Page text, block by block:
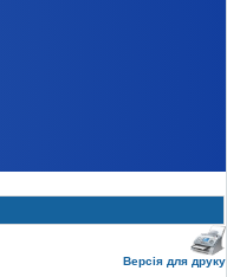
Версія для друку